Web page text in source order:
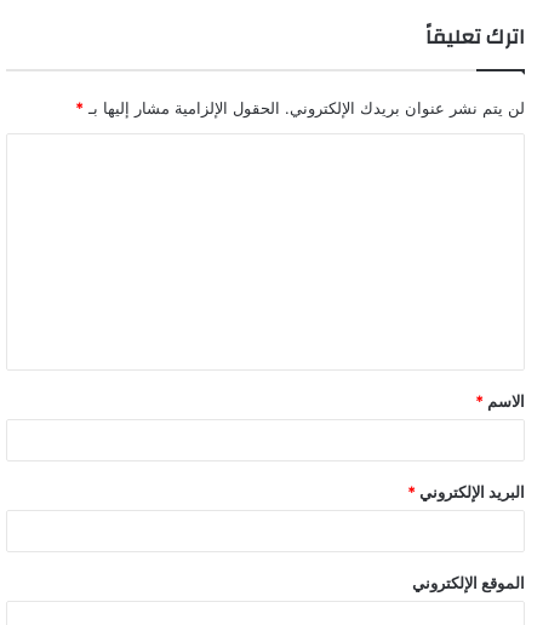
اترك تعليقاً
لن يتم نشر عنوان بريدك الإلكتروني. الحقول الإلزامية مشار إليها بـ *
ق
*
الاسم *
البريد الإلكتروني *
الموقع الإلكتروني